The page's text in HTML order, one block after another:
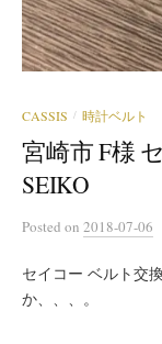
CASSIS / 時計ベルト
宮崎市 F様
SEIKO
Posted on 2018-07-06
セイコー ベルト交
か、、、。